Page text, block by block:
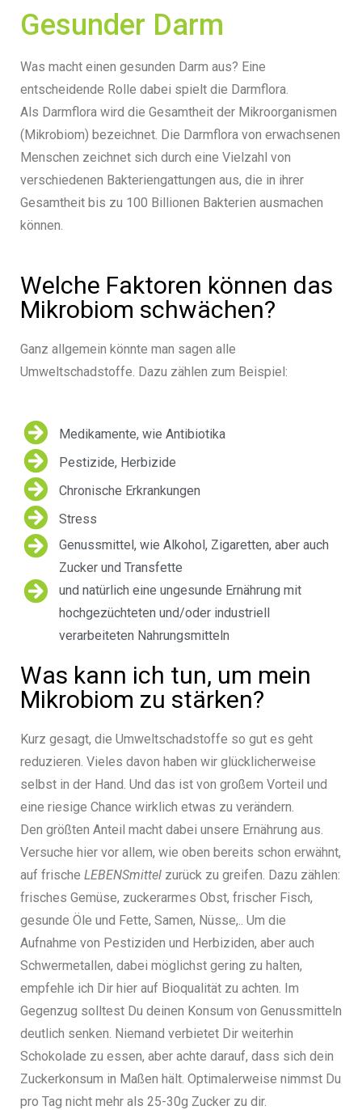
Gesunder Darm
Was macht einen gesunden Darm aus? Eine
entscheidende Rolle dabei spielt die Darmflora.
Als Darmflora wird die Gesamtheit der Mikroorganismen
(Mikrobiom) bezeichnet. Die Darmflora von erwachsenen
Menschen zeichnet sich durch eine Vielzahl von
verschiedenen Bakteriengattungen aus, die in ihrer
Gesamtheit bis zu 100 Billionen Bakterien ausmachen
können.
Welche Faktoren können das
Mikrobiom schwächen?
Ganz allgemein könnte man sagen alle
Umweltschadstoffe. Dazu zählen zum Beispiel:
Medikamente, wie Antibiotika
Pestizide, Herbizide
Chronische Erkrankungen
Stress
Genussmittel, wie Alkohol, Zigaretten, aber auch
Zucker und Transfette
und natürlich eine ungesunde Ernährung mit
hochgezüchteten und/oder industriell
verarbeiteten Nahrungsmitteln
Was kann ich tun, um mein
Mikrobiom zu stärken?
Kurz gesagt, die Umweltschadstoffe so gut es geht
reduzieren. Vieles davon haben wir glücklicherweise
selbst in der Hand. Und das ist von großem Vorteil und
eine riesige Chance wirklich etwas zu verändern.
Den größten Anteil macht dabei unsere Ernährung aus.
Versuche hier vor allem, wie oben bereits schon erwähnt,
auf frische LEBENSmittel zurück zu greifen. Dazu zählen:
frisches Gemüse, zuckerarmes Obst, frischer Fisch,
gesunde Öle und Fette, Samen, Nüsse,.. Um die
Aufnahme von Pestiziden und Herbiziden, aber auch
Schwermetallen, dabei möglichst gering zu halten,
empfehle ich Dir hier auf Bioqualität zu achten. Im
Gegenzug solltest Du deinen Konsum von Genussmitteln
deutlich senken. Niemand verbietet Dir weiterhin
Schokolade zu essen, aber achte darauf, dass sich dein
Zuckerkonsum in Maßen hält. Optimalerweise nimmst Du
pro Tag nicht mehr als 25-30g Zucker zu dir.